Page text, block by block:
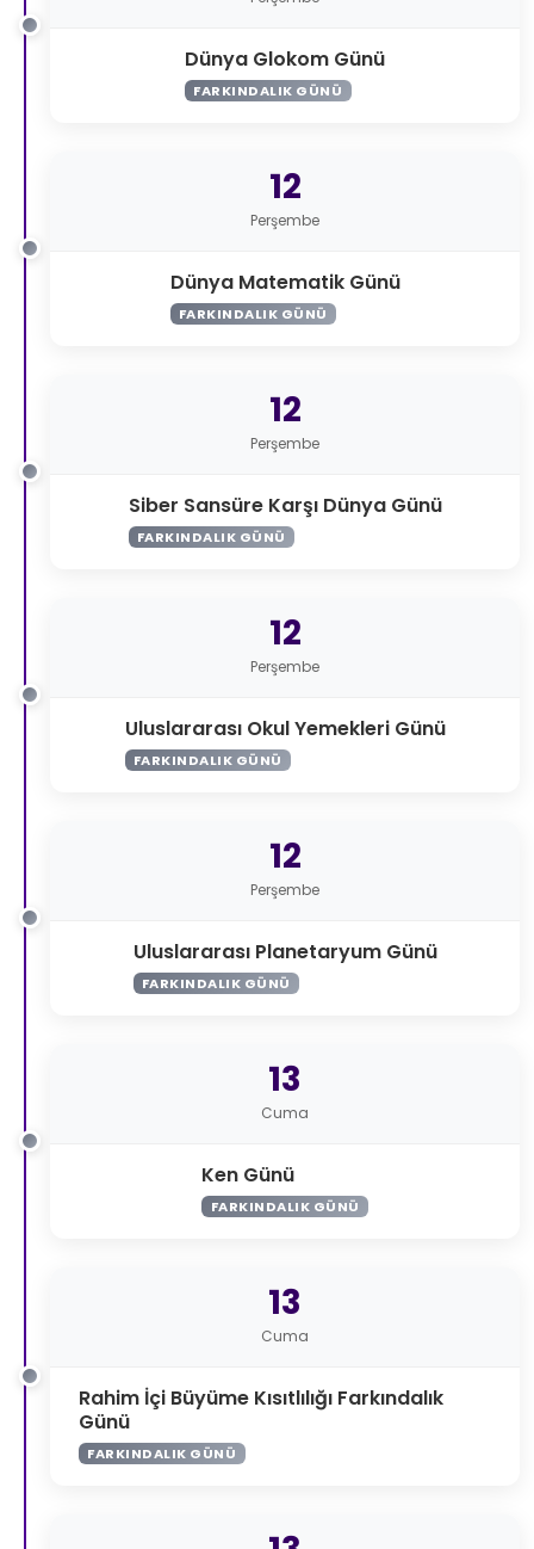
Dünya Glokom Günü
FARKINDALIK GÜNÜ
12
Perşembe
Dünya Matematik Günü
FARKINDALIK GÜNÜ
12
Perşembe
Siber Sansüre Karşı Dünya Günü
FARKINDALIK GÜNÜ
12
Perşembe
Uluslararası Okul Yemekleri Günü
FARKINDALIK GÜNÜ
12
Perşembe
Uluslararası Planetaryum Günü
FARKINDALIK GÜNÜ
13
Cuma
Ken Günü
FARKINDALIK GÜNÜ
13
Cuma
Rahim İçi Büyüme Kısıtlılığı Farkındalık
Günü
FARKINDALIK GÜNÜ